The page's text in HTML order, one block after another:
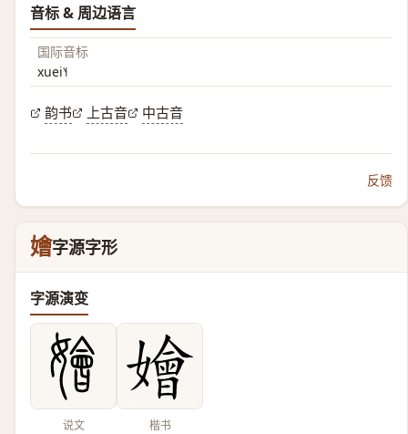
音标 & 周边语言
国际音标
xuei˥˧
韵书 上古音 中古音
反馈
嬒字源字形
字源演变
说文 楷书